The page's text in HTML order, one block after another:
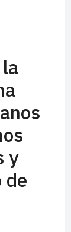
y
de